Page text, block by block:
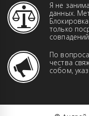
Я не
данн­ых.
только
По
чест­ва
со­бом,